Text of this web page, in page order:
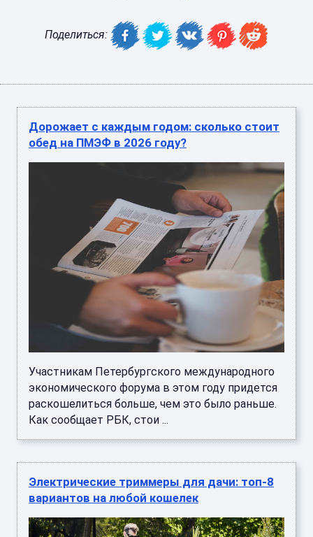
Поделиться:
Дорожает с каждым годом: сколько стоит
обед на ПМЭФ в 2026 году?
Участникам Петербургского международного
экономического форума в этом году придется
раскошелиться больше, чем это было раньше.
Как сообщает РБК, стои ...
Электрические триммеры для дачи: топ-8
вариантов на любой кошелек